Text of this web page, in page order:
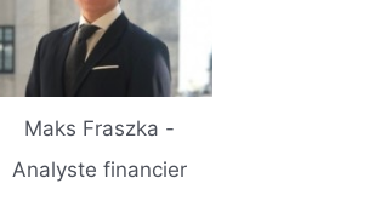
Maks Fraszka -
Analyste financier